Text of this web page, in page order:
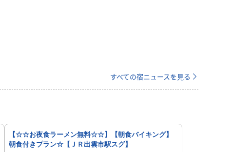
すべての宿ニュースを見る
【☆☆お夜食ラーメン無料☆☆】【朝食バイキング】
朝食付きプラン☆【ＪＲ出雲市駅スグ】